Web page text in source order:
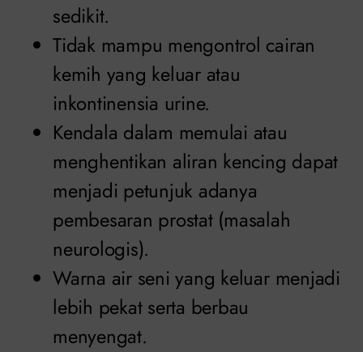
sedikit.
Tidak mampu mengontrol cairan
kemih yang keluar atau
inkontinensia urine.
Kendala dalam memulai atau
menghentikan aliran kencing dapat
menjadi petunjuk adanya
pembesaran prostat (masalah
neurologis).
Warna air seni yang keluar menjadi
lebih pekat serta berbau
menyengat.